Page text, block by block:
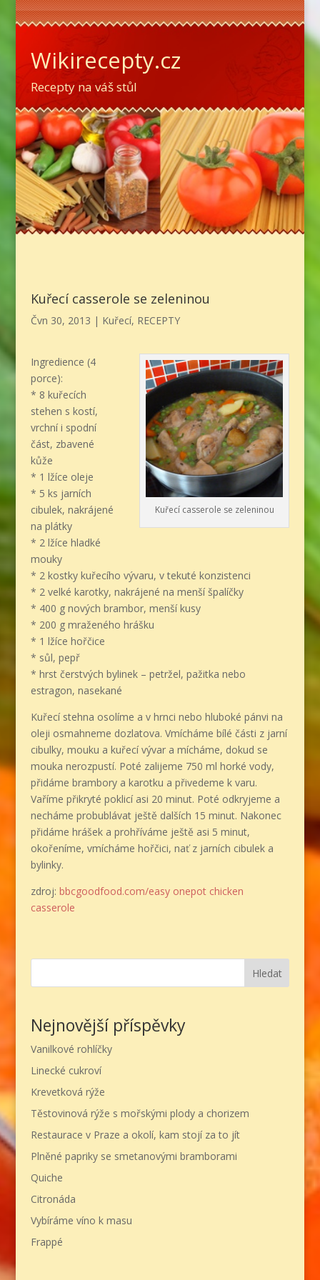
Wikirecepty.cz
Recepty na váš stůl
Kuřecí casserole se zeleninou
Čvn 30, 2013 | Kuřecí, RECEPTY
Kuřecí casserole se zeleninou
Ingredience (4
porce):
* 8 kuřecích
stehen s kostí,
vrchní i spodní
část, zbavené
kůže
* 1 lžíce oleje
* 5 ks jarních
cibulek, nakrájené
na plátky
* 2 lžíce hladké
mouky
* 2 kostky kuřecího vývaru, v tekuté konzistenci
* 2 velké karotky, nakrájené na menší špalíčky
* 400 g nových brambor, menší kusy
* 200 g mraženého hrášku
* 1 lžíce hořčice
* sůl, pepř
* hrst čerstvých bylinek – petržel, pažitka nebo
estragon, nasekané
Kuřecí stehna osolíme a v hrnci nebo hluboké pánvi na
oleji osmahneme dozlatova. Vmícháme bílé části z jarní
cibulky, mouku a kuřecí vývar a mícháme, dokud se
mouka nerozpustí. Poté zalijeme 750 ml horké vody,
přidáme brambory a karotku a přivedeme k varu.
Vaříme přikryté poklicí asi 20 minut. Poté odkryjeme a
necháme probublávat ještě dalších 15 minut. Nakonec
přidáme hrášek a prohříváme ještě asi 5 minut,
okořeníme, vmícháme hořčici, nať z jarních cibulek a
bylinky.
zdroj: bbcgoodfood.com/easy onepot chicken
casserole
Hledat
Nejnovější příspěvky
Vanilkové rohlíčky
Linecké cukroví
Krevetková rýže
Těstovinová rýže s mořskými plody a chorizem
Restaurace v Praze a okolí, kam stojí za to jít
Plněné papriky se smetanovými bramborami
Quiche
Citronáda
Vybíráme víno k masu
Frappé